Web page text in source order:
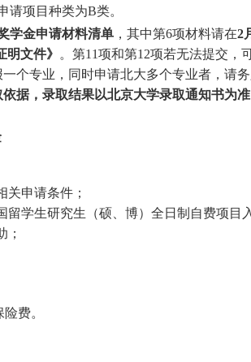
请项目种类为B类。
学金申请材料清单 ，其中第6项材料请在2
明文件》 。第11项和第12项若无法提交，
个专业，同时申请北大多个专业者，请
据，录取结果以北京大学录取通知书为准
关申请条件；
留学生研究生（硕、博）全日制自费项目
；
费。